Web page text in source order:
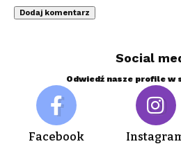
Social
Odwiedź nasze profile w
Facebook